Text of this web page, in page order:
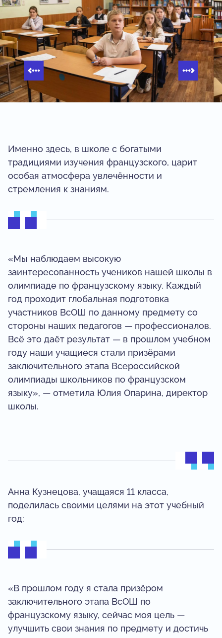
Именно здесь, в школе с богатыми
традициями изучения французского, царит
особая атмосфера увлечённости и
стремления к знаниям.
«Мы наблюдаем высокую
заинтересованность учеников нашей школы в
олимпиаде по французскому языку. Каждый
год проходит глобальная подготовка
участников ВсОШ по данному предмету со
стороны наших педагогов — профессионалов.
Всё это даёт результат — в прошлом учебном
году наши учащиеся стали призёрами
заключительного этапа Всероссийской
олимпиады школьников по французском
языку», — отметила Юлия Опарина, директор
школы.
Анна Кузнецова, учащаяся 11 класса,
поделилась своими целями на этот учебный
год:
«В прошлом году я стала призёром
заключительного этапа ВсОШ по
французскому языку, сейчас моя цель —
улучшить свои знания по предмету и достичь